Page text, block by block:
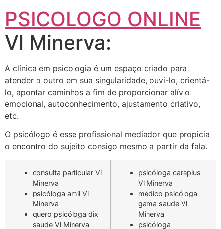
PSICOLOGO ONLINE
Vl Minerva:
A clínica em psicologia é um espaço criado para
atender o outro em sua singularidade, ouvi-lo, orientá-
lo, apontar caminhos a fim de proporcionar alívio
emocional, autoconhecimento, ajustamento criativo,
etc.
O psicólogo é esse profissional mediador que propicia
o encontro do sujeito consigo mesmo a partir da fala.
consulta particular Vl
Minerva
psicóloga amil Vl
Minerva
quero psicóloga dix
saude Vl Minerva
psicóloga careplus
Vl Minerva
médico psicóloga
gama saude Vl
Minerva
psicóloga